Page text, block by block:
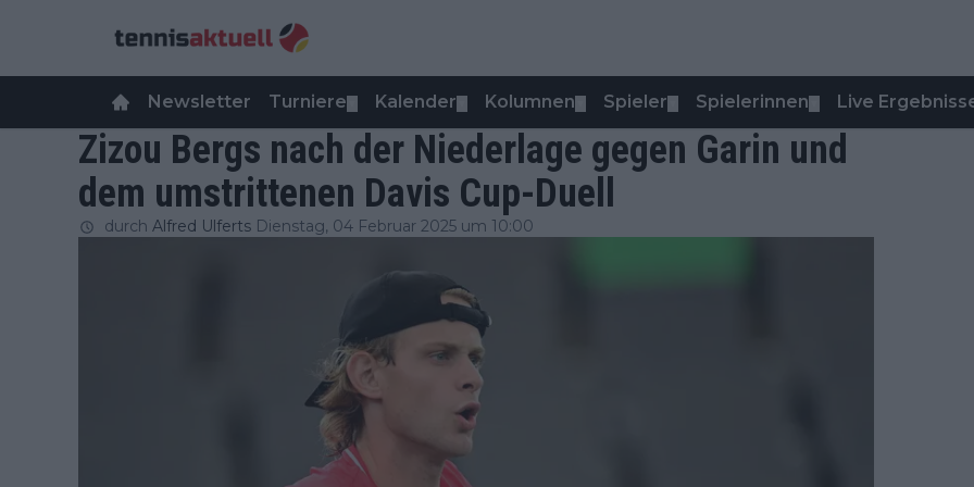
Newsletter Turniere Kalender Kolumnen Spieler Spielerinnen Live
Zizou Bergs nach der Niederlage gegen Garin und
dem umstrittenen Davis Cup-Duell
durch Alfred Ulferts Dienstag, 04 Februar 2025 um 10:00